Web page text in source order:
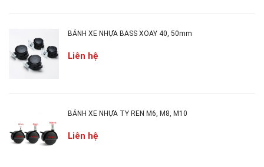
BÁNH XE NHỰA BASS XOAY 40, 50mm
Liên hệ
BÁNH XE NHỰA TY REN M6, M8, M10
Liên hệ